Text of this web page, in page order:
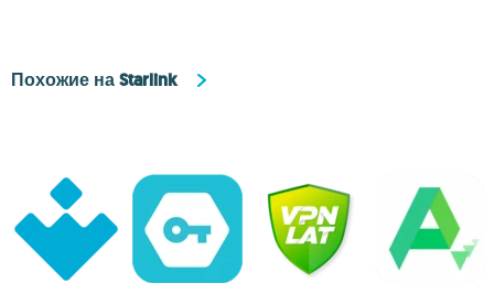
Похожие на Starlink